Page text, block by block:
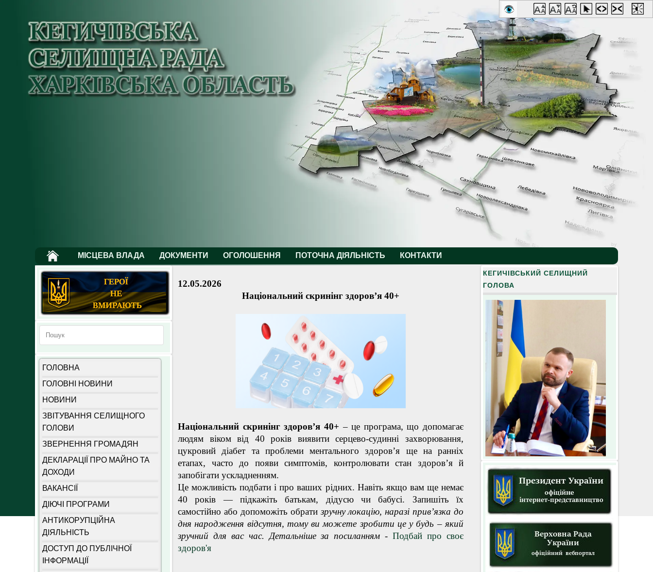
by
МІСЦЕВА ВЛАДА ДОКУМЕНТИ ОГОЛОШЕННЯ ПОТОЧНА ДІЯЛЬНІСТЬ КОНТАКТИ
ГОЛОВНА
ГОЛОВНІ НОВИНИ
НОВИНИ
ЗВІТУВАННЯ СЕЛИЩНОГО
ГОЛОВИ
ЗВЕРНЕННЯ ГРОМАДЯН
ДЕКЛАРАЦІЇ ПРО МАЙНО ТА
ДОХОДИ
ВАКАНСІЇ
ДІЮЧІ ПРОГРАМИ
АНТИКОРУПЦІЙНА
ДІЯЛЬНІСТЬ
ДОСТУП ДО ПУБЛІЧНОЇ
ІНФОРМАЦІЇ
КЕГИЧІВСЬКИЙ СЕЛИЩНИЙ
ГОЛОВА
12.05.2026
Національний скринінг здоров’я 40+
Національний скринінг здоров’я 40+ – це програма, що допомагає
людям віком від 40 років виявити серцево-судинні захворювання,
цукровий діабет та проблеми ментального здоровʼя ще на ранніх
етапах, часто до появи симптомів, контролювати стан здоров’я й
запобігати ускладненням.
Це можливість подбати і про ваших рідних. Навіть якщо вам ще немає
40 років — підкажіть батькам, дідусю чи бабусі. Запишіть їх
самостійно або допоможіть обрати зручну локацію, наразі прив’язка до
дня народження відсутня, тому ви можете зробити це у будь – який
зручний для вас час. Детальніше за посиланням -Подбай про своє
здоров'я